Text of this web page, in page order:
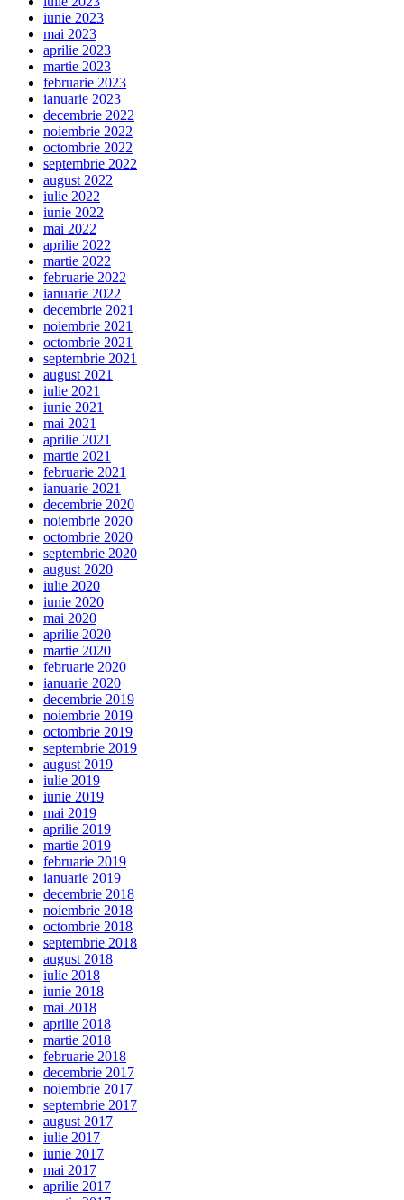
iunie 2023
mai 2023
aprilie 2023
martie 2023
februarie 2023
ianuarie 2023
decembrie 2022
noiembrie 2022
octombrie 2022
septembrie 2022
august 2022
iulie 2022
iunie 2022
mai 2022
aprilie 2022
martie 2022
februarie 2022
ianuarie 2022
decembrie 2021
noiembrie 2021
octombrie 2021
septembrie 2021
august 2021
iulie 2021
iunie 2021
mai 2021
aprilie 2021
martie 2021
februarie 2021
ianuarie 2021
decembrie 2020
noiembrie 2020
octombrie 2020
septembrie 2020
august 2020
iulie 2020
iunie 2020
mai 2020
aprilie 2020
martie 2020
februarie 2020
ianuarie 2020
decembrie 2019
noiembrie 2019
octombrie 2019
septembrie 2019
august 2019
iulie 2019
iunie 2019
mai 2019
aprilie 2019
martie 2019
februarie 2019
ianuarie 2019
decembrie 2018
noiembrie 2018
octombrie 2018
septembrie 2018
august 2018
iulie 2018
iunie 2018
mai 2018
aprilie 2018
martie 2018
februarie 2018
decembrie 2017
noiembrie 2017
septembrie 2017
august 2017
iulie 2017
iunie 2017
mai 2017
aprilie 2017